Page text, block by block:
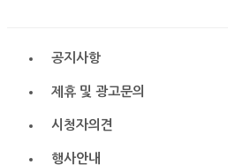
공지사항
제휴 및 광고문의
시청자의견
행사안내